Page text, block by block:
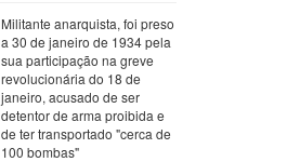
Militante anarquista, foi preso
a 30 de janeiro de 1934 pela
sua participação na greve
revolucionária do 18 de
janeiro, acusado de ser
detentor de arma proibida e
de ter transportado "cerca de
100 bombas"